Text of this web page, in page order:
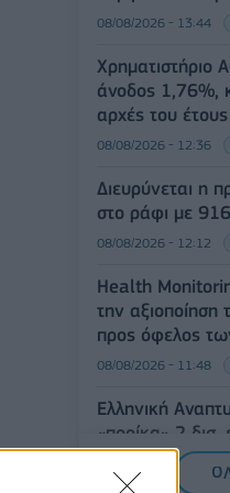
08/08/2026 - 13:44
Χρηματιστήριο
άνοδος 1,76%,
αρχές του έτους
08/08/2026 - 12:36
Διευρύνεται η
στο ράφι με
08/08/2026 - 12:12
Health
την
προς όφελος
08/08/2026 - 11:48
Ελληνική
«προίκα» 2 δισ.
δάνεια έως 5
08/08/2026 - 11:22